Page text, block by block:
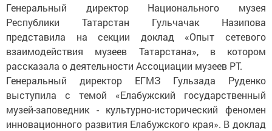
Генеральный директор Национального музея
Республики Татарстан Гульчачак Назипова
представила на секции доклад «Опыт сетевого
взаимодействия музеев Татарстана», в котором
рассказала о деятельности Ассоциации музеев РТ.
Генеральный директор ЕГМЗ Гульзада Руденко
выступила с темой «Елабужский государственный
музей-заповедник - культурно-исторический феномен
инновационного развития Елабужского края». В доклад